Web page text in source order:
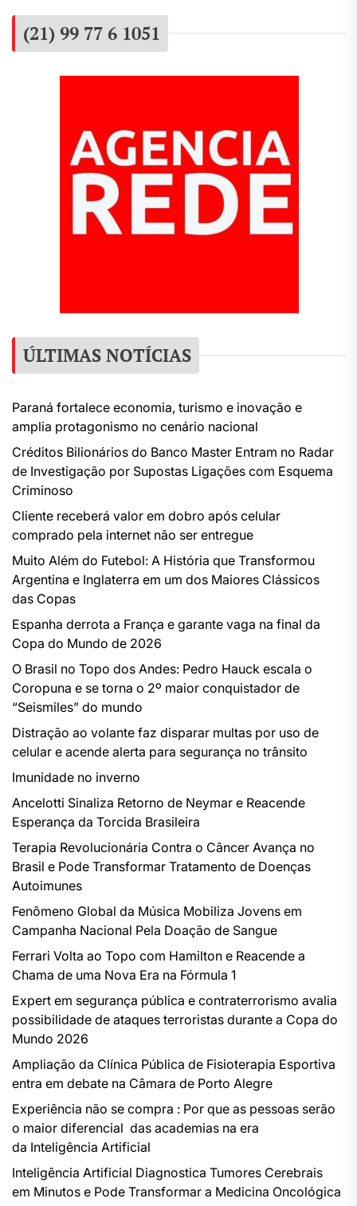
(21) 99 77 6 1051
ÚLTIMAS NOTÍCIAS
Paraná fortalece economia, turismo e inovação e
amplia protagonismo no cenário nacional
Créditos Bilionários do Banco Master Entram no Radar
de Investigação por Supostas Ligações com Esquema
Criminoso
Cliente receberá valor em dobro após celular
comprado pela internet não ser entregue
Muito Além do Futebol: A História que Transformou
Argentina e Inglaterra em um dos Maiores Clássicos
das Copas
Espanha derrota a França e garante vaga na final da
Copa do Mundo de 2026
O Brasil no Topo dos Andes: Pedro Hauck escala o
Coropuna e se torna o 2º maior conquistador de
“Seismiles” do mundo
Distração ao volante faz disparar multas por uso de
celular e acende alerta para segurança no trânsito
Imunidade no inverno
Ancelotti Sinaliza Retorno de Neymar e Reacende
Esperança da Torcida Brasileira
Terapia Revolucionária Contra o Câncer Avança no
Brasil e Pode Transformar Tratamento de Doenças
Autoimunes
Fenômeno Global da Música Mobiliza Jovens em
Campanha Nacional Pela Doação de Sangue
Ferrari Volta ao Topo com Hamilton e Reacende a
Chama de uma Nova Era na Fórmula 1
Expert em segurança pública e contraterrorismo avalia
possibilidade de ataques terroristas durante a Copa do
Mundo 2026
Ampliação da Clínica Pública de Fisioterapia Esportiva
entra em debate na Câmara de Porto Alegre
Experiência não se compra : Por que as pessoas serão
o maior diferencial das academias na era
da Inteligência Artificial
Inteligência Artificial Diagnostica Tumores Cerebrais
em Minutos e Pode Transformar a Medicina Oncológica